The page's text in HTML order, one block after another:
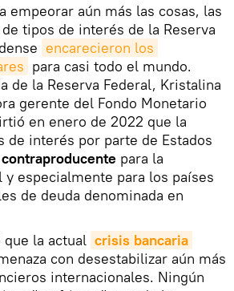
empeorar aún más las cosas, las
tipos de interés de la Reserva
encarecieron los
para casi todo el mundo.
de la Reserva Federal, Kristalina
gerente del Fondo Monetario
en enero de 2022 que la
de interés por parte de Estados
para la
y especialmente para los países
de deuda denominada en
la actual crisis bancaria
con desestabilizar aún más
internacionales. Ningún